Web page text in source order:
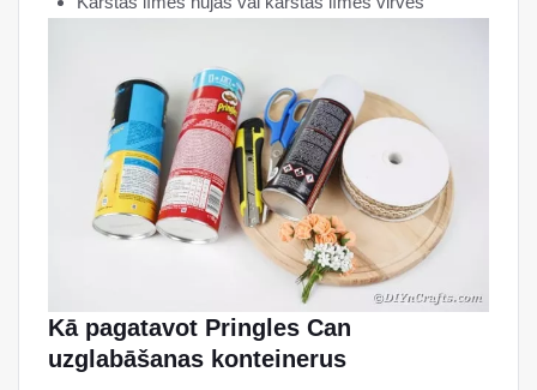
Kā pagatavot Pringles Can
uzglabāšanas konteinerus